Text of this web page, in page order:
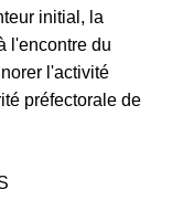
initial, la
l'encontre du
l'activité
préfectorale de